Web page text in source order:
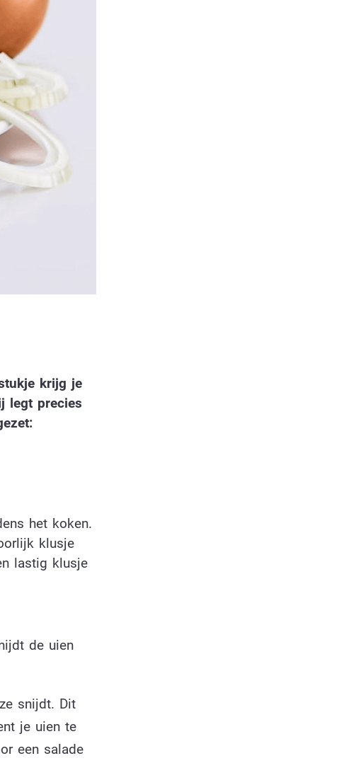
krijg je
legt precies
het koken.
klusje
lastig klusje
de uien
snijdt. Dit
je uien te
een salade